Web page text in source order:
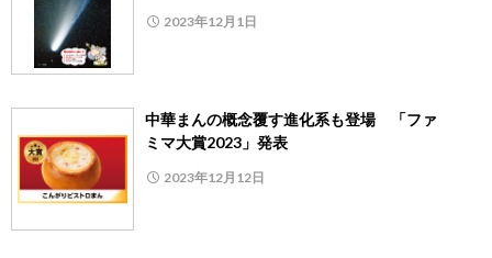
2023年12月1日
中華まんの概念覆す進化系も登場 「ファ
ミマ大賞2023」発表
2023年12月12日